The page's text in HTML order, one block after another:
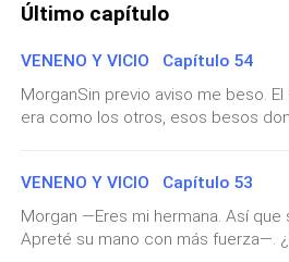
una película de gangsters. Y el
importante.
cuidándole la puerta. Porque
—Vamos, muéstrame dónde
Último capítulo
VENENO Y VICIO Capítulo 54
MorganSin previo aviso me beso.
era como los otros, esos besos
permitiera mostrar algo más que
boca sin poder evitarlo, sorprendida
que me hacía sentir ese toque tan
se aferraron a su camisa mientras
VENENO Y VICIO Capítulo 53
Morgan —Eres mi hermana. Así que sí, es asunto mío. —
Apreté su mano con más fuerza—.